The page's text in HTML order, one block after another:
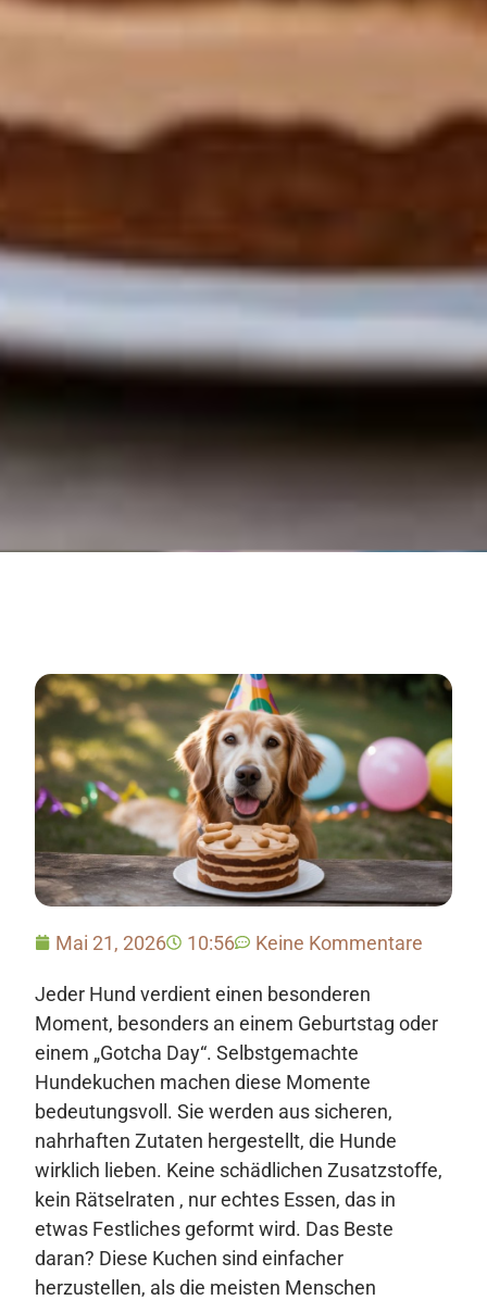
Mai 21, 2026 10:56 Keine Kommentare
Jeder Hund verdient einen besonderen
Moment, besonders an einem Geburtstag oder
einem „Gotcha Day“. Selbstgemachte
Hundekuchen machen diese Momente
bedeutungsvoll. Sie werden aus sicheren,
nahrhaften Zutaten hergestellt, die Hunde
wirklich lieben. Keine schädlichen Zusatzstoffe,
kein Rätselraten , nur echtes Essen, das in
etwas Festliches geformt wird. Das Beste
daran? Diese Kuchen sind einfacher
herzustellen, als die meisten Menschen